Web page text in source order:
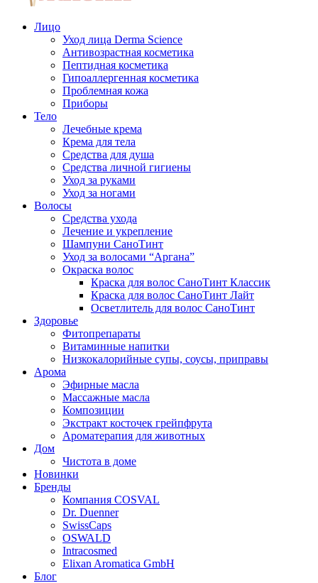
Лицо
Уход лица Derma Science
Антивозрастная косметика
Пептидная косметика
Гипоаллергенная косметика
Проблемная кожа
Приборы
Тело
Лечебные крема
Крема для тела
Средства для душа
Средства личной гигиены
Уход за руками
Уход за ногами
Волосы
Средства ухода
Лечение и укрепление
Шампуни СаноТинт
Уход за волосами “Аргана”
Окраска волос
Краска для волос СаноТинт Классик
Краска для волос СаноТинт Лайт
Осветлитель для волос СаноТинт
Здоровье
Фитопрепараты
Витаминные напитки
Низкокалорийные супы, соусы, приправы
Арома
Эфирные масла
Массажные масла
Композиции
Экстракт косточек грейпфрута
Ароматерапия для животных
Дом
Чистота в доме
Новинки
Бренды
Компания COSVAL
Dr. Duenner
SwissCaps
OSWALD
Intracosmed
Elixan Aromatica GmbH
Блог